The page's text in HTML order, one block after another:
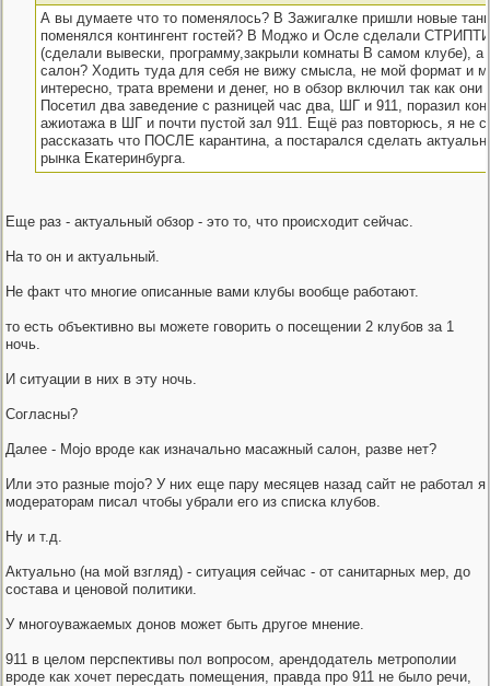
А вы думаете что то поменялось? В Зажигалке пришли новые
поменялся контингент гостей? В Моджо и Осле сделали
(сделали вывески, программу,закрыли комнаты В самом клубе), а
салон? Ходить туда для себя не вижу смысла, не мой формат и
интересно, трата времени и денег, но в обзор включил так как они
Посетил два заведение с разницей час два, ШГ и 911, поразил
ажиотажа в ШГ и почти пустой зал 911. Ещё раз повторюсь, я не
рассказать что ПОСЛЕ карантина, а постарался сделать
рынка Екатеринбурга.
Еще раз - актуальный обзор - это то, что происходит сейчас.
На то он и актуальный.
Не факт что многие описанные вами клубы вообще работают.
то есть объективно вы можете говорить о посещении 2 клубов за 1
ночь.
И ситуации в них в эту ночь.
Согласны?
Далее - Mojo вроде как изначально масажный салон, разве нет?
Или это разные mojo? У них еще пару месяцев назад сайт не работал я
модераторам писал чтобы убрали его из списка клубов.
Ну и т.д.
Актуально (на мой взгляд) - ситуация сейчас - от санитарных мер, до
состава и ценовой политики.
У многоуважаемых донов может быть другое мнение.
911 в целом перспективы пол вопросом, арендодатель метрополии
вроде как хочет пересдать помещения, правда про 911 не было речи,